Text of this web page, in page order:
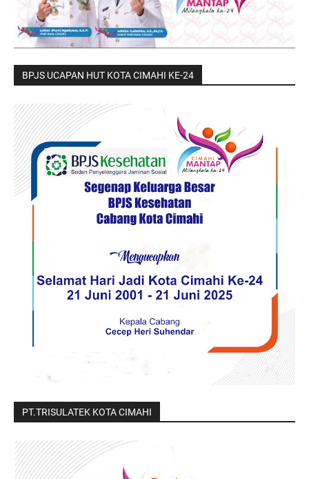
BPJS UCAPAN HUT KOTA CIMAHI KE-24
PT.TRISULATEK KOTA CIMAHI